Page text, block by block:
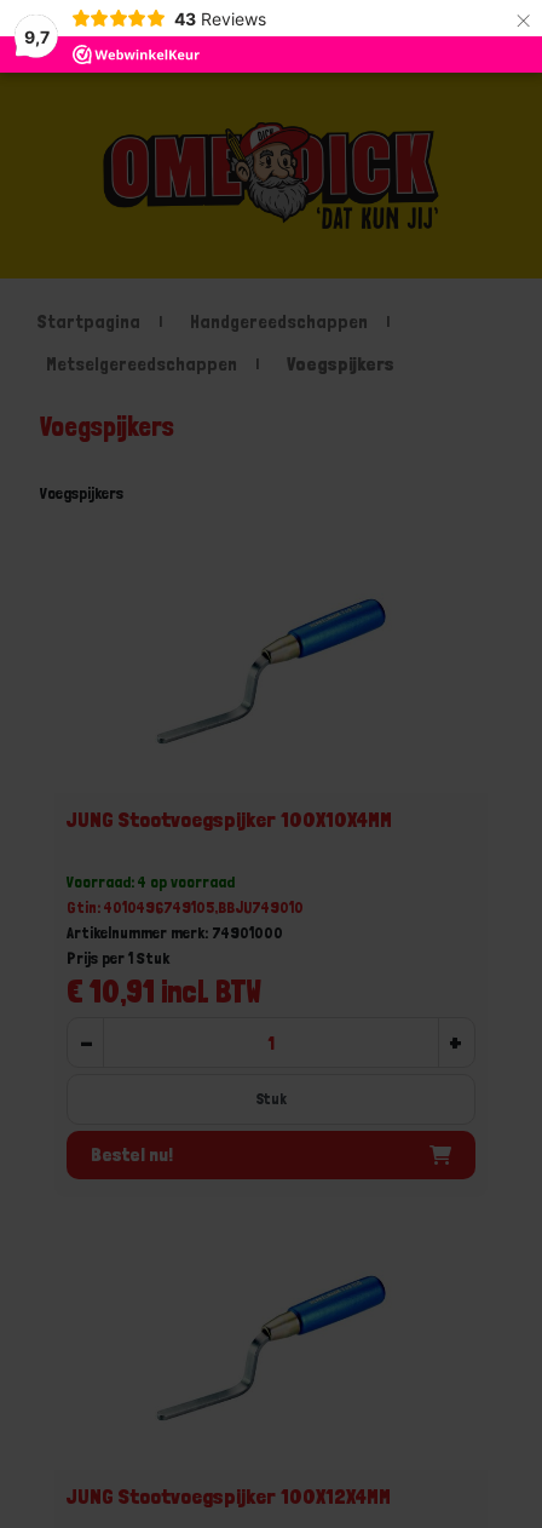
9,7
43 Reviews ×
Startpagina
Handgereedschappen
Metselgereedschappen
Voegspijkers
Voegspijkers
Voegspijkers
JUNG Stootvoegspijker 100X10X4MM
Voorraad: 4 op voorraad
Gtin: 4010496749105,BBJU749010
Artikelnummer merk: 74901000
€ 10,91 incl. BTW
Prijs per 1 Stuk
- +
Stuk
Bestel nu!
JUNG Stootvoegspijker 100X12X4MM